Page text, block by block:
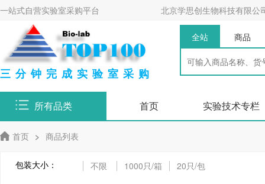
一站式自营实验室采购平台 北京学思创生物科技有限公
三分钟完成实验室采购
全站 商品
所有品类 首页 实验技术专栏
首页 > 商品列表
包装大小： 不限 1000只/箱 20只/包